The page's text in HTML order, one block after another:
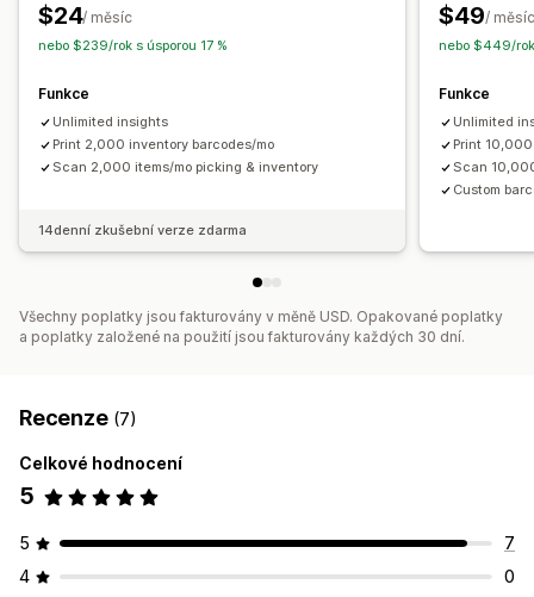
$24/ měsíc
nebo $239/rok s úsporou 17 %
Funkce
Unlimited insights
Print 2,000 inventory barcodes/mo
Scan 2,000 items/mo picking & inventory
14denní zkušební verze zdarma
$49/ měsíc
nebo $449/
Funkce
Unlimited
Print
Scan
Custom
Všechny poplatky jsou fakturovány v měně USD. Opakované poplatky
a poplatky založené na použití jsou fakturovány každých 30 dní.
Recenze (7)
Celkové hodnocení
5
5
7
4
0